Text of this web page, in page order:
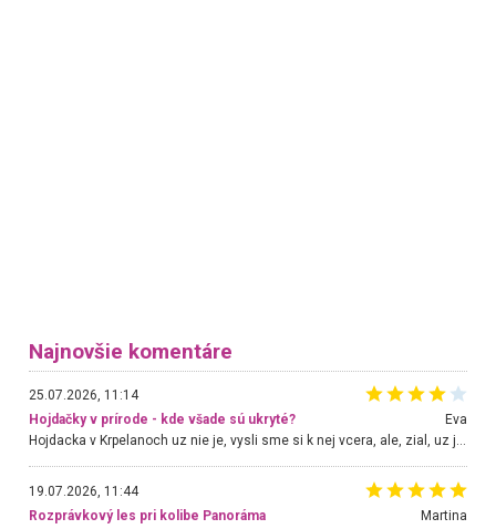
Najnovšie komentáre
25.07.2026, 11:14
Hojdačky v prírode - kde všade sú ukryté?
Eva
Hojdacka v Krpelanoch uz nie je, vysli sme si k nej vcera, ale, zial, uz je znicena. Ak sem planujete cestu len kvoli hojdacke, mozete si ju usetrit. Krasny vyhlad je tu vsak aj bez hojdacky :-)
19.07.2026, 11:44
Rozprávkový les pri kolibe Panoráma
Martina